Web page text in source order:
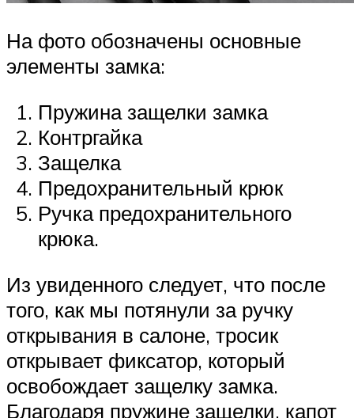
На фото обозначены основные
элементы замка:
Пружина защелки замка
Контргайка
Защелка
Предохранительный крюк
Ручка предохранительного
крюка.
Из увиденного следует, что после
того, как мы потянули за ручку
открывания в салоне, тросик
открывает фиксатор, который
освобождает защелку замка.
Благодаря пружине защелки, капот